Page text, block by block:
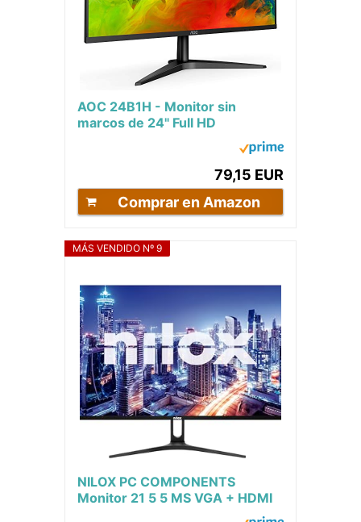
AOC 24B1H - Monitor sin
marcos de 24" Full HD
Flicker Free, 250 cd/m, D-
79,15 EUR
Comprar en Amazon
MÁS VENDIDO Nº 9
NILOX PC COMPONENTS
Monitor 21 5 5 MS VGA + HDMI